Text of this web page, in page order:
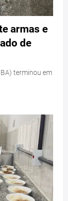
armas e
de
terminou em